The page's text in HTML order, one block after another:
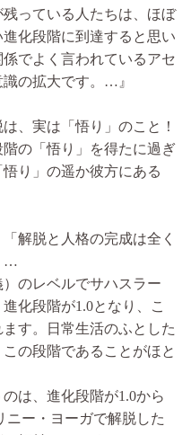
っている人たちは、ほぼ
化段階に到達すると思い
でよく言われているアセ
の拡大です。…』
、実は「悟り」のこと！
の「悟り」を得たに過ぎ
り」の遥か彼方にある
解脱と人格の完成は全く
…
のレベルでサハスラー
化段階が1.0となり、こ
す。日常生活のふとした
の段階であることがほと
は、進化段階が1.0から
ニー・ヨーガで解脱した